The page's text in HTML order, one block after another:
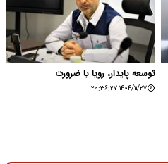
توسعه پایدار، رویا یا ضرورت
۱۴۰۴/۱۱/۲۷ ۲۰:۳۶:۲۷